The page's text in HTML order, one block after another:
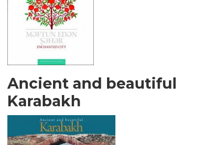
Ancient and beautiful
Karabakh